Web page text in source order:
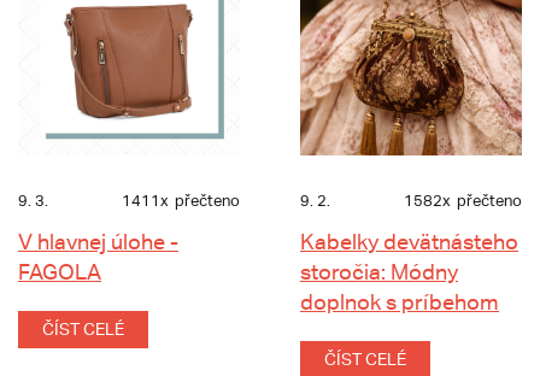
9. 3. 1411x přečteno
V hlavnej úlohe -
FAGOLA
ČÍST CELÉ
9. 2. 1582x přečteno
Kabelky devätnásteho
storočia: Módny
doplnok s príbehom
ČÍST CELÉ